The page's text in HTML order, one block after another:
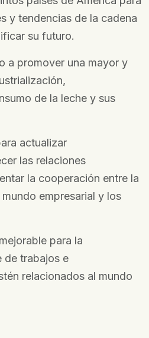
y tendencias de la cadena
su futuro.
a promover una mayor y
de la leche y sus
actualizar
las relaciones
la cooperación entre la
empresarial y los
para la
de trabajos e
relacionados al mundo